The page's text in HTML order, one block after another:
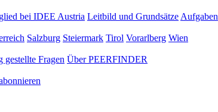
bei IDEE Austria Leitbild und Grundsätze Aufgaben
Salzburg Steiermark Tirol Vorarlberg Wien
gestellte Fragen Über PEERFINDER